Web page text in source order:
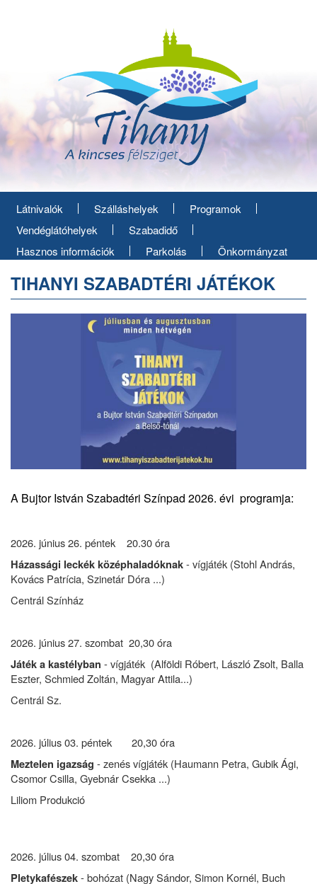
Látnivalók Szálláshelyek
Programok
Vendéglátóhelyek
Szabadidő
Hasznos információk
Parkolás Önkormányzat
TIHANYI SZABADTÉRI JÁTÉKOK
A Bujtor István Szabadtéri Színpad 2026. évi programja:
2026. június 26. péntek 20.30 óra
Házassági leckék középhaladóknak- vígjáték (Stohl András,
Kovács Patrícia, Szinetár Dóra ...)
Centrál Színház
2026. június 27. szombat 20,30 óra
Játék a kastélyban - vígjáték (Alföldi Róbert, László Zsolt, Balla
Eszter, Schmied Zoltán, Magyar Attila...)
Centrál Sz.
2026. július 03. péntek 20,30 óra
Meztelen igazság - zenés vígjáték (Haumann Petra, Gubik Ági,
Csomor Csilla, Gyebnár Csekka ...)
Liliom Produkció
2026. július 04. szombat 20,30 óra
Pletykafészek- bohózat (Nagy Sándor, Simon Kornél, Buch